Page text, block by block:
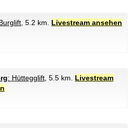
, 5.2 km. Livestream ansehen
: Hüttegglift , 5.5 km. Livestream